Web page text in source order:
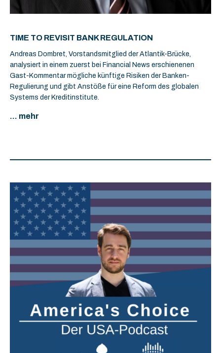
TIME TO REVISIT BANK REGULATION
Andreas Dombret, Vorstandsmitglied der Atlantik-Brücke,
analysiert in einem zuerst bei Financial News erschienenen
Gast-Kommentar mögliche künftige Risiken der Banken-
Regulierung und gibt Anstöße für eine Reform des globalen
Systems der Kreditinstitute.
... mehr